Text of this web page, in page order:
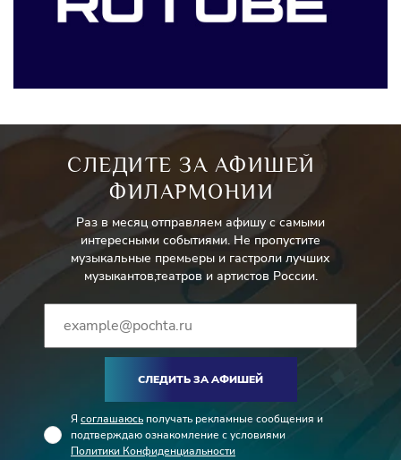
СЛЕДИТЕ ЗА АФИШЕЙ
ФИЛАРМОНИИ
Раз в месяц отправляем афишу с самыми
интересными событиями. Не пропустите
музыкальные премьеры и гастроли лучших
музыкантов,театров и артистов России.
СЛЕДИТЬ ЗА АФИШЕЙ
Я соглашаюсь получать рекламные сообщения и
подтверждаю ознакомление с условиями
Политики Конфиденциальности